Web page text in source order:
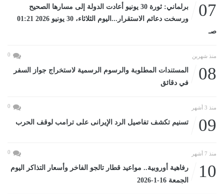
07
برلماني: ثورة 30 يونيو أعادت الدولة إلى مسارها الصحيح
ورسخت دعائم الاستقرار...اليوم الثلاثاء، 30 يونيو 2026 01:21
صـ
منذ شهرين 0
08
المستندات المطلوبة والرسوم الرسمية لاستخراج جواز السفر
في دقائق
منذ 3 أشهر 0
09 تسنيم تكشف تفاصيل الرد الإيرانى على ترامب لوقف الحرب
منذ 7 أشهر 0
10
رفاهية أوروبية.. مواعيد قطار تالجو الفاخر وأسعار التذاكر اليوم
الجمعة 16-1-2026